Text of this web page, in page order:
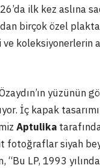
ilk kez aslına
birçok özel
koleksiyonerlerin
yüzünün
İç kapak
Aptulika
fotoğraflar siyah
LP, 1993